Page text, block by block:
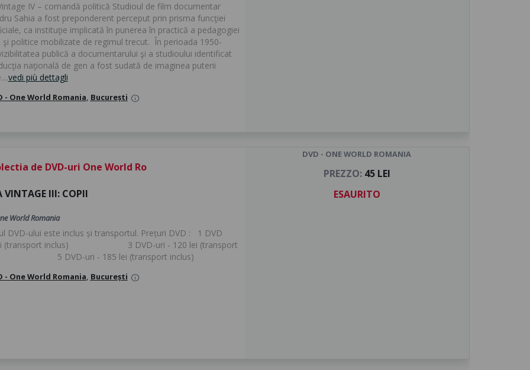
IV – comandă politică Studioul de film documentar
Sahia a fost preponderent perceput prin prisma funcţiei
ca instituţie implicată în punerea în practică a pedagogiei
şi politice mobilizate de regimul trecut. În perioada 1950-
publică a documentarului şi a studioului identificat
naţională de gen a fost sudată de imaginea puterii
vedi più dettagli
- One World Romania, București info
de DVD-uri One World Ro
VINTAGE III: COPII
World Romania
DVD-ului este inclus și transportul. Prețuri DVD : 1 DVD
(transport inclus) 3 DVD-uri - 120 lei (transport
5 DVD-uri - 185 lei (transport inclus)
- One World Romania, București info
DVD - ONE WORLD ROMANIA
PREZZO:45 LEI
ESAURITO